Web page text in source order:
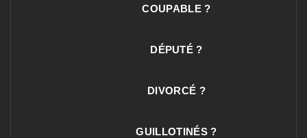
COUPABLE ?
DÉPUTÉ ?
DIVORCÉ ?
GUILLOTINÉS ?